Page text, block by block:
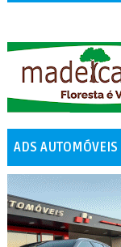
ADS AUTOMÓVEIS